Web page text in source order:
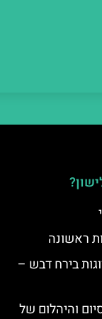
ראשונה
בירח דבש –
והיהלום של